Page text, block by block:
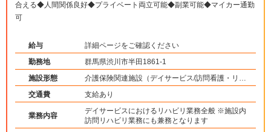
合える◆人間関係良好◆プライベート両立可能◆副業可能◆マイカー通勤
可
給与
詳細ページをご確認ください
勤務地
群馬県渋川市半田1861-1
施設形態
介護保険関連施設（デイサービス/訪問看護・リ
ハ）
交通費 支給あり
業務内容
デイサービスにおけるリハビリ業務全般 ※施設内
訪問リハビリ業務にも兼務となります